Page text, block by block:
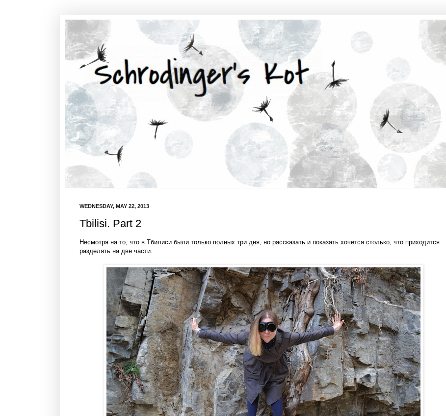
WEDNESDAY, MAY 22, 2013
Tbilisi. Part 2
Несмотря на то, что в Тбилиси были только полных три дня, но рассказать и показать хочется столько, что приходится
разделять на две части.